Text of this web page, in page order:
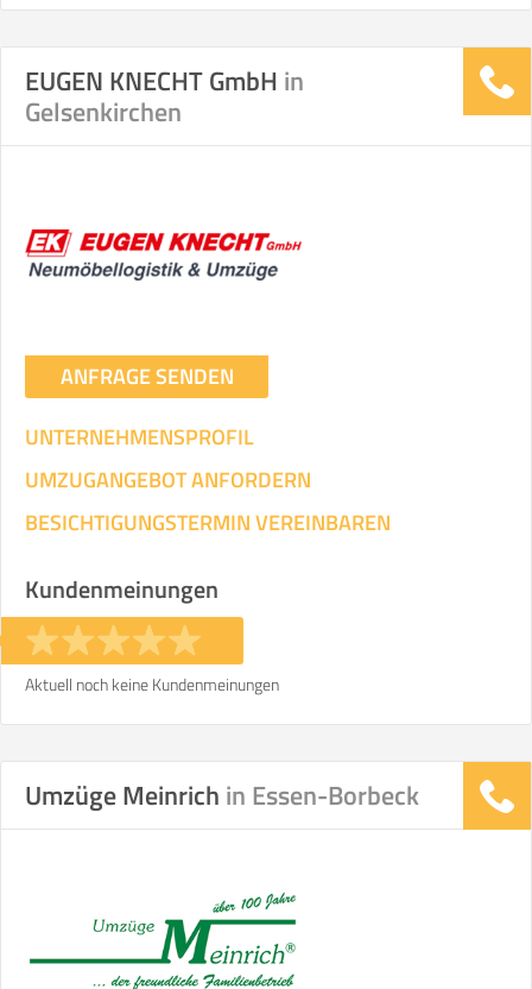
EUGEN KNECHT GmbH in
Gelsenkirchen
ANFRAGE SENDEN
UNTERNEHMENSPROFIL
UMZUGANGEBOT ANFORDERN
BESICHTIGUNGSTERMIN VEREINBAREN
Kundenmeinungen
Aktuell noch keine Kundenmeinungen
Umzüge Meinrich in Essen-Borbeck